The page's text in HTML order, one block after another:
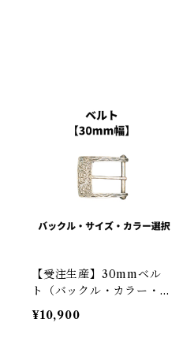
【受注生産】30mmベル
ト（バックル・カラー・サ
イズ）
¥10,900